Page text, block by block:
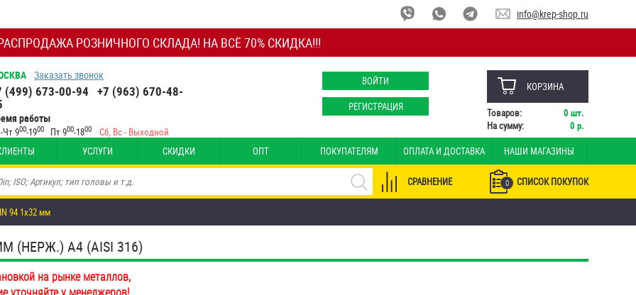
РОЗНИЧНОГО СКЛАДА! НА ВСЁ 70% СКИДКА!!!
info@krep-shop.ru
Заказать звонок
(499) 673-00-94 +7 (963) 670-48-
работы
Чт 900-1900 Пт 900-1800 Сб, Вс - Выходной
ВОЙТИ
РЕГИСТРАЦИЯ
КОРЗИНА
Товаров: 0 шт.
На сумму:
0 р.
УСЛУГИ СКИДКИ ОПТ ПОКУПАТЕЛЯМ ОПЛАТА И ДОСТАВКА НАШИ МАГАЗИНЫ
0 СПИСОК ПОКУПОК
СРАВНЕНИЕ
94 1х32 мм
(НЕРЖ.) A4 (AISI 316)
на рынке металлов,